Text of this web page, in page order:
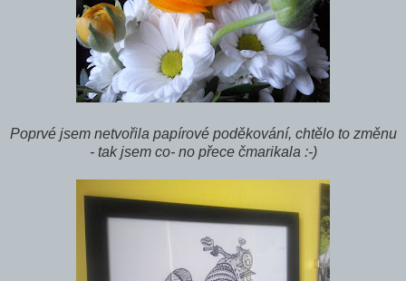
Poprvé jsem netvořila papírové poděkování, chtělo to změnu
- tak jsem co- no přece čmarikala :-)